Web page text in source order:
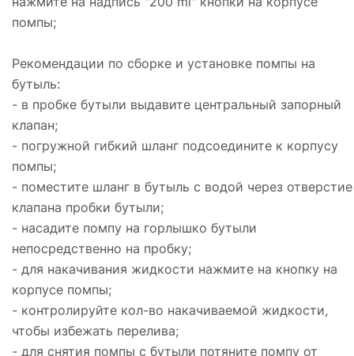
помпы;
Рекомендации по сборке и установке помпы на
бутыль:
- в пробке бутыли выдавите центральный запорный
клапан;
- погружной гибкий шланг подсоедините к корпусу
помпы;
- поместите шланг в бутыль с водой через отверстие
клапана пробки бутыли;
- насадите помпу на горлышко бутыли
непосредственно на пробку;
- для накачивания жидкости нажмите на кнопку на
корпусе помпы;
- контролируйте кол-во накачиваемой жидкости,
чтобы избежать перелива;
- для снятия помпы с бутыли потяните помпу от